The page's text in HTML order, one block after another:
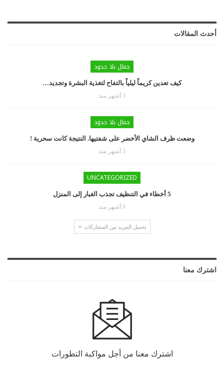
أحدث المقالات
جمال بلا حدود
كيف تعدين كريماً ليلياً بالتفاح لتغذية البشرة وتجديد…
3 أشهر منذ
جمال بلا حدود
وضعت ظرف الشاي الأخضر على شفتيها. النتيجة كانت سحرية !
3 أشهر منذ
UNCATEGORIZED
5 أخطاء في التنظيف تجذب الغبار إلى المنزل
9 أشهر منذ
تحميل المزيد من المشاركات
اشترك معنا
اشترك معنا من أجل مواكبة التطورات